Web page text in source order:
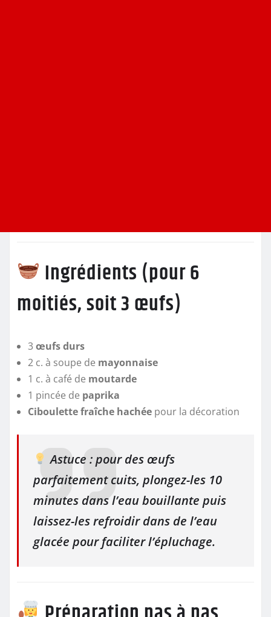
Ingrédients (pour 6
moitiés, soit 3 œufs)
3 œufs durs
2 c. à soupe de mayonnaise
1 c. à café de moutarde
1 pincée de paprika
Ciboulette fraîche hachée pour la décoration
Astuce : pour des œufs
parfaitement cuits, plongez-les 10
minutes dans l’eau bouillante puis
laissez-les refroidir dans de l’eau
glacée pour faciliter l’épluchage.